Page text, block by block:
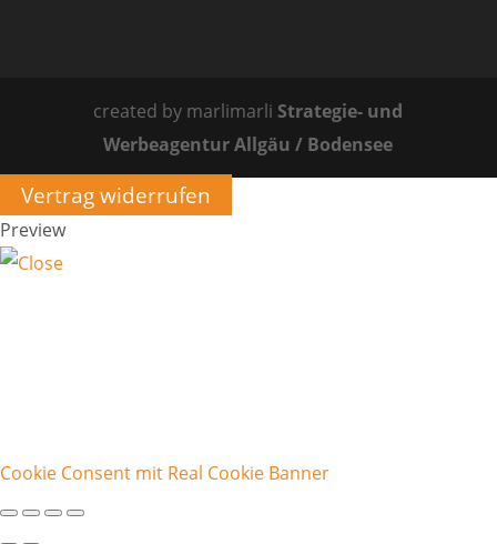
created by marlimarli Strategie- und
Werbeagentur Allgäu / Bodensee
Vertrag widerrufen
Preview
Cookie Consent mit Real Cookie Banner